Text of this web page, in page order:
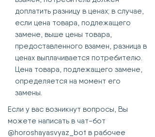
доплатить разницу в ценах; в случае,
если цена товара, подлежащего
замене, выше цены товара,
предоставленного взамен, разница в
ценах выплачивается потребителю.
Цена товара, подлежащего замене,
определяется на момент его
замены.
Если у вас возникнут вопросы, Вы
можете написать в чат-бот
@horoshayasvyaz_bot в рабочее